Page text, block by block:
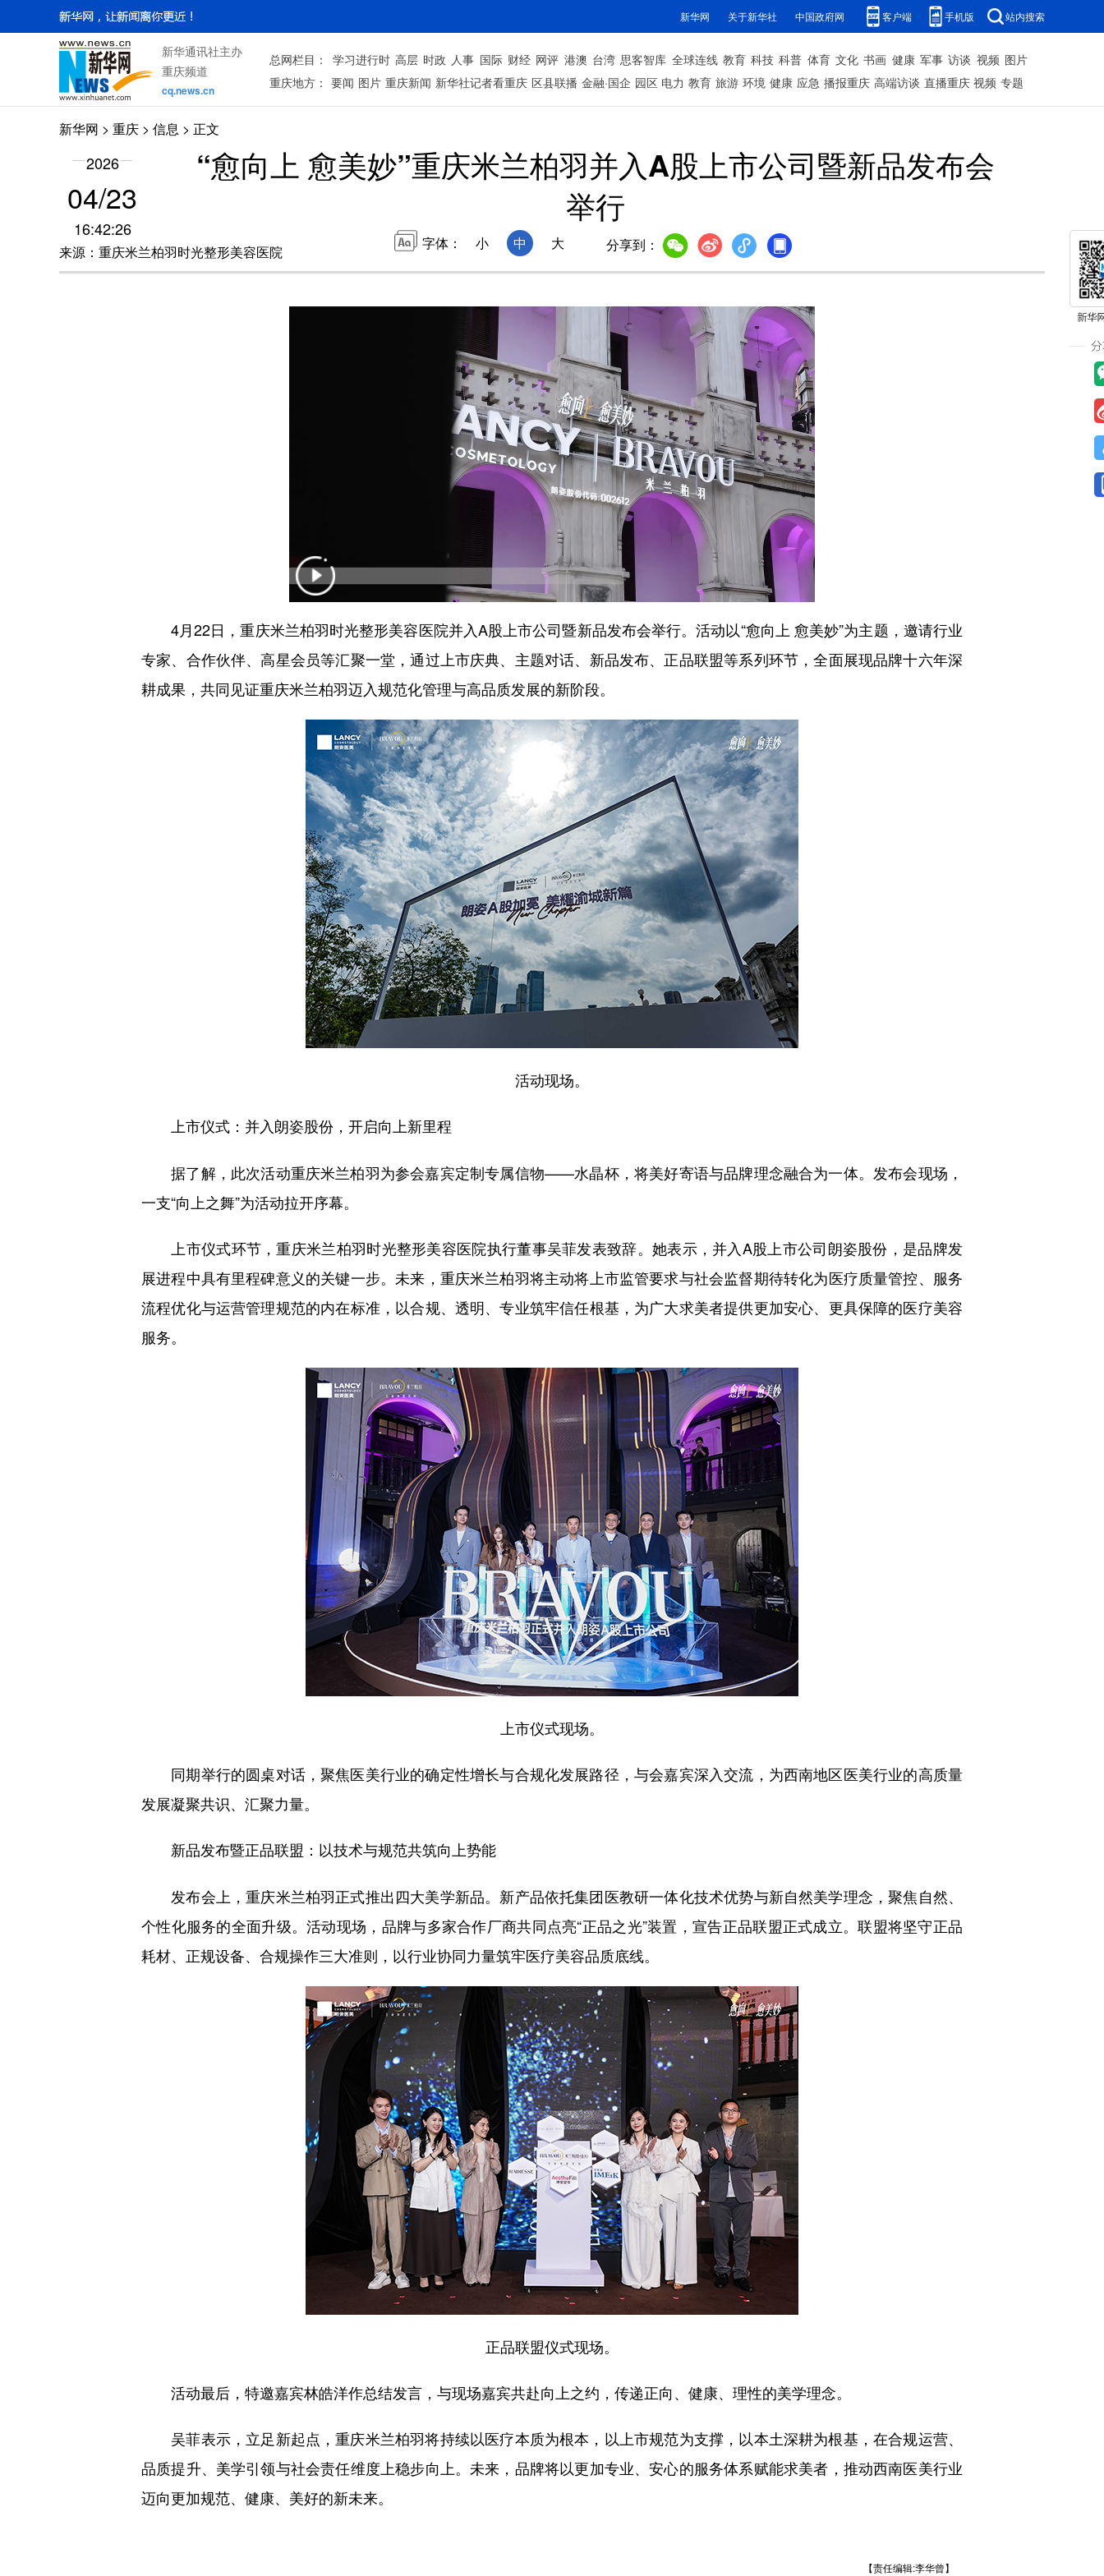
新华网 关于新华社 中国政府网 客户端 手机版 站内搜索
新华通讯社主办
重庆频道
cq.news.cn
总网栏目： 学习进行时 高层 时政 人事 国际 财经 网评 港澳 台湾 思客智库 全球连线 教育 科技 科普 体育 文化 书画 健康 军事 访谈 视频 图片
重庆地方： 要闻 图片 重庆新闻 新华社记者看重庆 区县联播 金融·国企 园区 电力 教育 旅游 环境 健康 应急 播报重庆 高端访谈 直播重庆 视频 专题
新华网 > 重庆 > 信息 > 正文
2026
04/23
16:42:26
来源：重庆米兰柏羽时光整形美容医院
“愈向上 愈美妙”重庆米兰柏羽并入A股上市公司暨新品发布会
举行
字体： 小 中 大 分享到：
4月22日，重庆米兰柏羽时光整形美容医院并入A股上市公司暨新品发布会举行。活动以“愈向上 愈美妙”为主题，邀请行业
专家、合作伙伴、高星会员等汇聚一堂，通过上市庆典、主题对话、新品发布、正品联盟等系列环节，全面展现品牌十六年深
耕成果，共同见证重庆米兰柏羽迈入规范化管理与高品质发展的新阶段。
活动现场。
上市仪式：并入朗姿股份，开启向上新里程
据了解，此次活动重庆米兰柏羽为参会嘉宾定制专属信物——水晶杯，将美好寄语与品牌理念融合为一体。发布会现场，
一支“向上之舞”为活动拉开序幕。
上市仪式环节，重庆米兰柏羽时光整形美容医院执行董事吴菲发表致辞。她表示，并入A股上市公司朗姿股份，是品牌发
展进程中具有里程碑意义的关键一步。未来，重庆米兰柏羽将主动将上市监管要求与社会监督期待转化为医疗质量管控、服务
流程优化与运营管理规范的内在标准，以合规、透明、专业筑牢信任根基，为广大求美者提供更加安心、更具保障的医疗美容
服务。
上市仪式现场。
同期举行的圆桌对话，聚焦医美行业的确定性增长与合规化发展路径，与会嘉宾深入交流，为西南地区医美行业的高质量
发展凝聚共识、汇聚力量。
新品发布暨正品联盟：以技术与规范共筑向上势能
发布会上，重庆米兰柏羽正式推出四大美学新品。新产品依托集团医教研一体化技术优势与新自然美学理念，聚焦自然、
个性化服务的全面升级。活动现场，品牌与多家合作厂商共同点亮“正品之光”装置，宣告正品联盟正式成立。联盟将坚守正品
耗材、正规设备、合规操作三大准则，以行业协同力量筑牢医疗美容品质底线。
正品联盟仪式现场。
活动最后，特邀嘉宾林皓洋作总结发言，与现场嘉宾共赴向上之约，传递正向、健康、理性的美学理念。
吴菲表示，立足新起点，重庆米兰柏羽将持续以医疗本质为根本，以上市规范为支撑，以本土深耕为根基，在合规运营、
品质提升、美学引领与社会责任维度上稳步向上。未来，品牌将以更加专业、安心的服务体系赋能求美者，推动西南医美行业
迈向更加规范、健康、美好的新未来。
【责任编辑:李华曾】